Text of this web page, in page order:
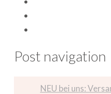
Post navigation
NEU bei uns: